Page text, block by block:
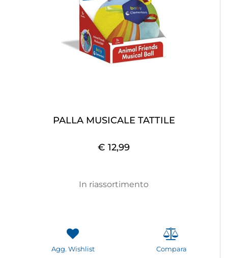
PALLA MUSICALE TATTILE
€ 12,99
In riassortimento
Agg. Wishlist Compara